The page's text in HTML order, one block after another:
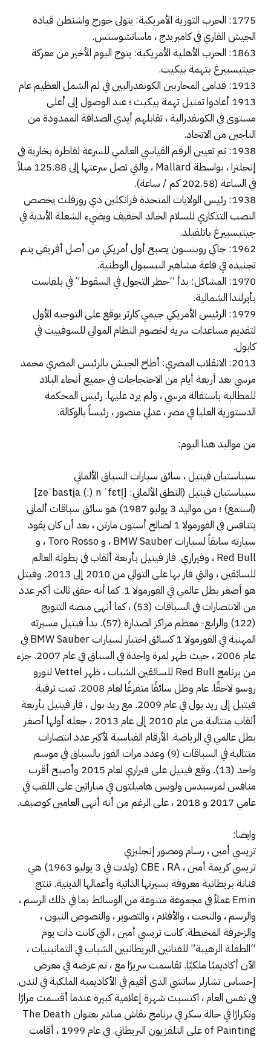
1775: الحرب الثورية الأمريكية: يتولى جورج واشنطن قيادة
الجيش القاري في كامبريدج ، ماساتشوستس.
1863: الحرب الأهلية الأمريكية: يتوج اليوم الأخير من معركة
جيتيسبيرغ بتهمة بيكيت.
1913: قدامى المحاربين الكونفدراليين في لم الشمل العظيم عام
1913 أعادوا تمثيل تهمة بيكيت ؛ عند الوصول إلى أعلى
مستوى في الكونفدرالية ، تقابلهم أيدي الصداقة الممدودة من
الناجين من الاتحاد.
1938: تم تعيين الرقم القياسي العالمي للسرعة لقاطرة بخارية في
إنجلترا ، بواسطة Mallard ، والتي تصل سرعتها إلى 125.88 ميلاً
في الساعة (202.58 كم / ساعة).
1938: رئيس الولايات المتحدة فرانكلين دي روزفلت يخصص
النصب التذكاري للسلام الخالد الخفيف ويضيء الشعلة الأبدية في
جيتيسبيرغ باتلفيلد.
1962: جاكي روبنسون يصبح أول أمريكي من أصل أفريقي يتم
تجنيده في قاعة مشاهير البيسبول الوطنية.
1970: المشاكل: بدأ “حظر التجول في السقوط” في بلفاست
بأيرلندا الشمالية.
1979: الرئيس الأمريكي جيمي كارتر يوقع على التوجيه الأول
لتقديم مساعدات سرية لخصوم النظام الموالي للسوفييت في
كابول.
2013: الانقلاب المصري: أطاح الجيش بالرئيس المصري محمد
مرسي بعد أربعة أيام من الاحتجاجات في جميع أنحاء البلاد
للمطالبة باستقالة مرسي ، ولم يرد عليها. رئيس المحكمة
الدستورية العليا في مصر ، عدلي منصور ، رئيساً بالوكالة.
من مواليد هذا اليوم:
سيباستيان فيتيل ، سائق سيارات السباق الألماني
سيباستيان فيتيل (النطق الألماني: [zeˈbasti̯a (ː) n ˈfɛtl̩]
(استمع) ؛ من مواليد 3 يوليو 1987) هو سائق سباقات ألماني
يتنافس في الفورمولا 1 لصالح أستون مارتن ، بعد أن كان يقود
سيارته سابقاً لسيارات BMW Sauber ، و Toro Rosso ، و
Red Bull ، وفيراري. فاز فيتيل بأربعة ألقاب في بطولة العالم
للسائقين ، والتي فاز بها على التوالي من 2010 إلى 2013. وفيتل
هو أصغر بطل عالمي في الفورمولا 1. كما أنه حقق ثالث أكبر عدد
من الانتصارات في السباقات (53) ، كما أنهى منصة التتويج
(122) والرابع- معظم مراكز الصدارة (57). بدأ فيتيل مسيرته
المهنية في الفورمولا 1 كسائق اختبار لسيارات BMW Sauber في
عام 2006 ، حيث ظهر لمرة واحدة في السباق في عام 2007. جزء
من برنامج Red Bull للسائقين الشباب ، ظهر Vettel لتورو
روسو لاحقًا. عام وظل سائقًا متفرغًا لعام 2008. تمت ترقية
فيتيل إلى ريد بول في عام 2009. مع ريد بول ، فاز فيتيل بأربعة
ألقاب متتالية من عام 2010 إلى عام 2013 ، جعله أولها أصغر
بطل عالمي في الرياضة. الأرقام القياسية لأكبر عدد انتصارات
متتالية في السباقات (9) وعدد مرات الفوز بالسباق في موسم
واحد (13). وقع فيتيل على فيراري لعام 2015 وأصبح أقرب
منافس لمرسيدس ولويس هاميلتون في مباراتين على اللقب في
عامي 2017 و 2018 ، على الرغم من أنه أنهى العامين كوصيف.
وايضا:
تريسي أمين ، رسام ومصور إنجليزي
تريسي كريمة أمين ، CBE ، RA (ولدت في 3 يوليو 1963) هي
فنانة بريطانية معروفة بسيرتها الذاتية وأعمالها الدينية. تنتج
Emin عملاً في مجموعة متنوعة من الوسائط بما في ذلك الرسم ،
والرسم ، والنحت ، والأفلام ، والتصوير ، والنصوص النيون ،
والزخرفة المخيطة. كانت تريسي أمين ، التي كانت ذات يوم
“الطفلة الرهيبة” للفنانين البريطانيين الشباب في الثمانينيات ،
الآن أكاديميًا ملكيًا. تقاسمت سريرًا مع ، تم عرضه في معرض
إحساس تشارلز ساتشي الذي أقيم في الأكاديمية الملكية في لندن.
في نفس العام ، اكتسبت شهرة إعلامية كبيرة عندما أقسمت مرارًا
وتكرارًا في حالة سكر في برنامج نقاش مباشر بعنوان The Death
of Painting على التلفزيون البريطاني. في عام 1999 ، أقامت